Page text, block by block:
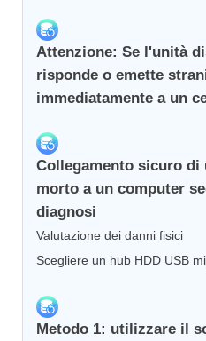
Attenzione: Se l'unità
risponde o emette
immediatamente a un
Collegamento sicuro
morto a un computer
diagnosi
Valutazione dei danni fisici
Scegliere un hub HDD USB
Metodo 1: utilizzare il